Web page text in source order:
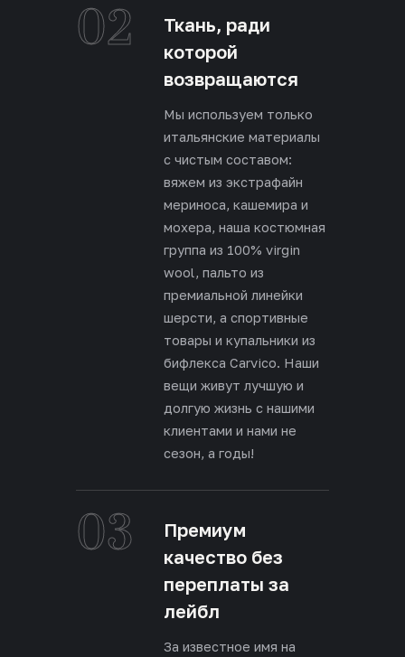
02
Ткань, ради
которой
возвращаются
Мы используем только
итальянские материалы
с чистым составом:
вяжем из экстрафайн
мериноса, кашемира и
мохера, наша костюмная
группа из 100% virgin
wool, пальто из
премиальной линейки
шерсти, а спортивные
товары и купальники из
бифлекса Carvico. Наши
вещи живут лучшую и
долгую жизнь с нашими
клиентами и нами не
сезон, а годы!
03
Премиум
качество без
переплаты за
лейбл
За известное имя на